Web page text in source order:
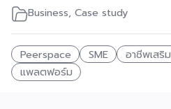
Business, Case study
Peerspace SME อาชีพเสริม
แพลตฟอร์ม